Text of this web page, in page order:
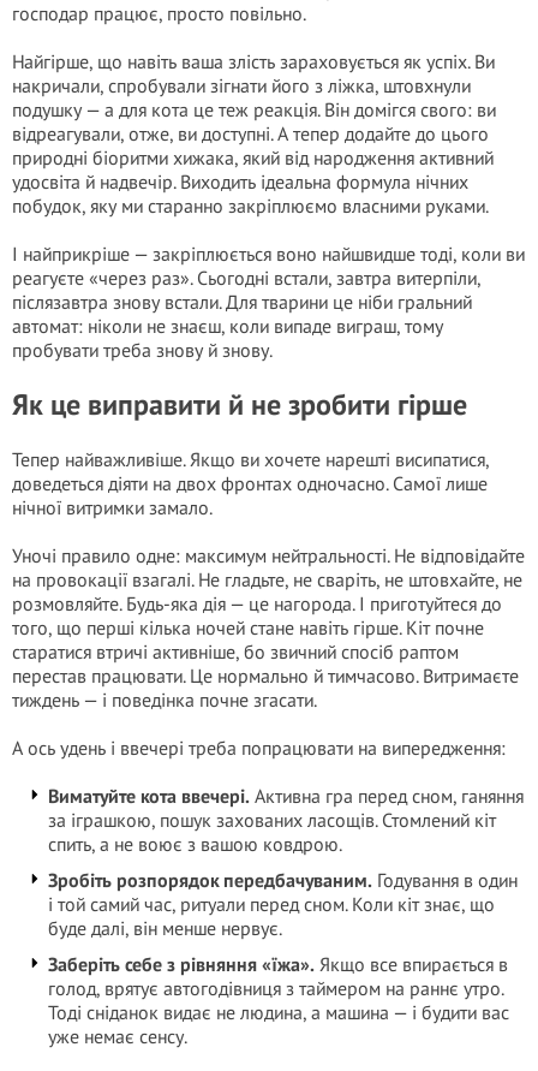
господар працює, просто повільно.
Найгірше, що навіть ваша злість зараховується як успіх. Ви
накричали, спробували зігнати його з ліжка, штовхнули
подушку — а для кота це теж реакція. Він домігся свого: ви
відреагували, отже, ви доступні. А тепер додайте до цього
природні біоритми хижака, який від народження активний
удосвіта й надвечір. Виходить ідеальна формула нічних
побудок, яку ми старанно закріплюємо власними руками.
І найприкріше — закріплюється воно найшвидше тоді, коли ви
реагуєте «через раз». Сьогодні встали, завтра витерпіли,
післязавтра знову встали. Для тварини це ніби гральний
автомат: ніколи не знаєш, коли випаде виграш, тому
пробувати треба знову й знову.
Як це виправити й не зробити гірше
Тепер найважливіше. Якщо ви хочете нарешті висипатися,
доведеться діяти на двох фронтах одночасно. Самої лише
нічної витримки замало.
Уночі правило одне: максимум нейтральності. Не відповідайте
на провокації взагалі. Не гладьте, не сваріть, не штовхайте, не
розмовляйте. Будь-яка дія — це нагорода. І приготуйтеся до
того, що перші кілька ночей стане навіть гірше. Кіт почне
старатися втричі активніше, бо звичний спосіб раптом
перестав працювати. Це нормально й тимчасово. Витримаєте
тиждень — і поведінка почне згасати.
А ось удень і ввечері треба попрацювати на випередження:
Виматуйте кота ввечері. Активна гра перед сном, ганяння
за іграшкою, пошук захованих ласощів. Стомлений кіт
спить, а не воює з вашою ковдрою.
Зробіть розпорядок передбачуваним. Годування в один
і той самий час, ритуали перед сном. Коли кіт знає, що
буде далі, він менше нервує.
Заберіть себе з рівняння «їжа». Якщо все впирається в
голод, врятує автогодівниця з таймером на раннє утро.
Тоді сніданок видає не людина, а машина — і будити вас
уже немає сенсу.